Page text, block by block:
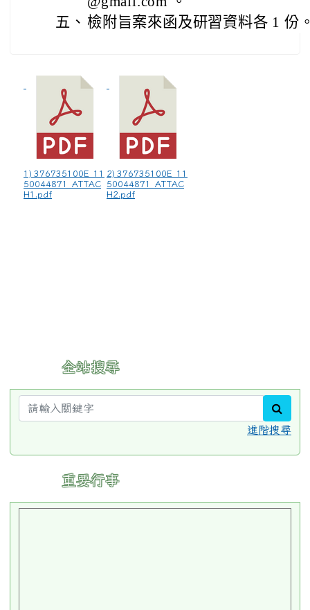
五、 檢附旨案來函及研習資料各 1 份
1) 376735100E_11
50044871_ATTAC
H1.pdf
2) 376735100E_11
50044871_ATTAC
H2.pdf
全站搜尋
進階搜尋
重要行事